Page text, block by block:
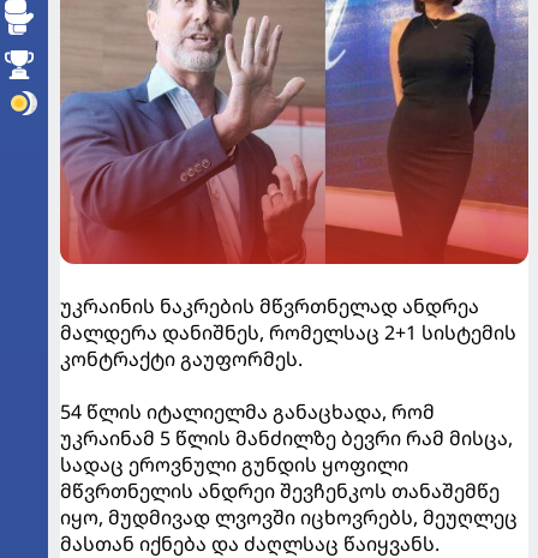
უკრაინის ნაკრების მწვრთნელად ანდრეა
მალდერა დანიშნეს, რომელსაც 2+1 სისტემის
კონტრაქტი გაუფორმეს.
54 წლის იტალიელმა განაცხადა, რომ
უკრაინამ 5 წლის მანძილზე ბევრი რამ მისცა,
სადაც ეროვნული გუნდის ყოფილი
მწვრთნელის ანდრეი შევჩენკოს თანაშემწე
იყო, მუდმივად ლვოვში იცხოვრებს, მეუღლეც
მასთან იქნება და ძაღლსაც წაიყვანს.